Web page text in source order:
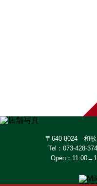
〒640-8024 和歌
Tel：073-428-
Open：